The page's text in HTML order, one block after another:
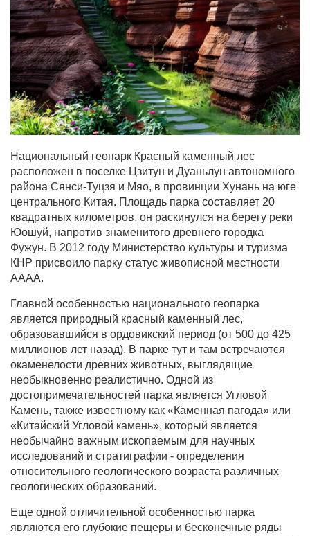
Национальный геопарк Красный каменный лес
расположен в поселке Цзитун и Дуаньлун автономного
района Сянси-Туцзя и Мяо, в провинции Хунань на юге
центрального Китая. Площадь парка составляет 20
квадратных километров, он раскинулся на берегу реки
Юошуй, напротив знаменитого древнего городка
Фужун. В 2012 году Министерство культуры и туризма
КНР присвоило парку статус живописной местности
AAAA.
Главной особенностью национального геопарка
является природный красный каменный лес,
образовавшийся в ордовикский период (от 500 до 425
миллионов лет назад). В парке тут и там встречаются
окаменелости древних животных, выглядящие
необыкновенно реалистично. Одной из
достопримечательностей парка является Угловой
Камень, также известному как «Каменная пагода» или
«Китайский Угловой камень», который является
необычайно важным ископаемым для научных
исследований и стратиграфии - определения
относительного геологического возраста различных
геологических образований.
Еще одной отличительной особенностью парка
являются его глубокие пещеры и бесконечные ряды